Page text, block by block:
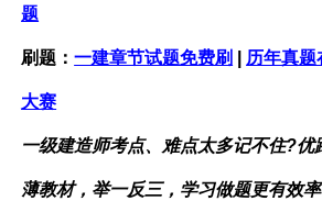
题
刷题：一建章节试题免费刷 历年真题
大赛
一级建造师考点、难点太多记不住?优
薄教材，举一反三，学习做题更有效